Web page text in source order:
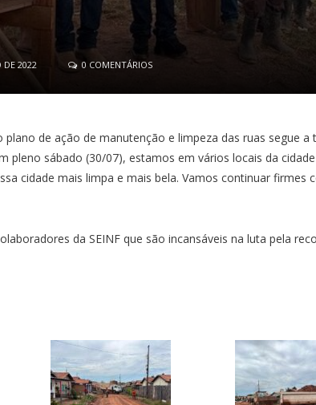
DE 2022 0 COMENTÁRIOS
plano de ação de manutenção e limpeza das ruas segue a
pleno sábado (30/07), estamos em vários locais da cidade
cidade mais limpa e mais bela. Vamos continuar firmes
da SEINF que são incansáveis na luta pela